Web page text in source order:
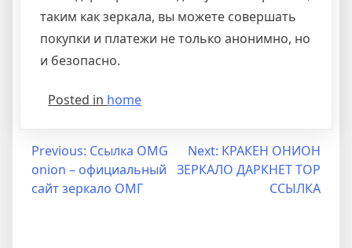
таким как зеркала, вы можете совершать
покупки и платежи не только анонимно, но
и безопасно.
Posted in home
Previous: Ссылка OMG
onion – официальный
сайт зеркало ОМГ
Next: КРАКЕН ОНИОН
ЗЕРКАЛО ДАРКНЕТ ТОР
ССЫЛКА